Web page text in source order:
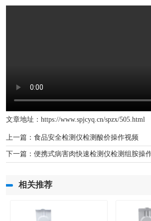
文章地址： https://www.spjcyq.cn/spzx/505.html
上一篇： 食品安全检测仪检测酸价操作视频
下一篇： 便携式病害肉快速检测仪检测组胺操
相关推荐